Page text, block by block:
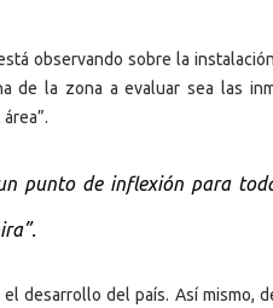
observando sobre la
de la zona a evaluar sea las
punto de inflexión para
desarrollo del país. Así mismo,